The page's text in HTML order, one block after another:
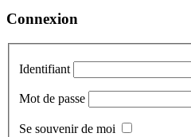
Connexion
Identifiant
Mot de passe
Se souvenir de moi